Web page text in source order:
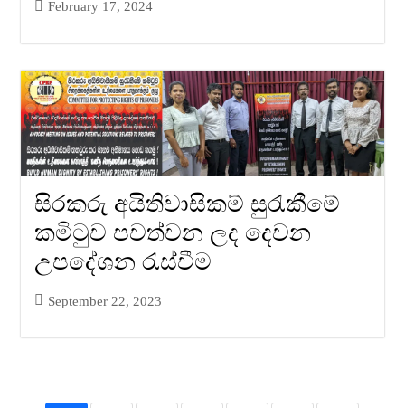
February 17, 2024
සිරකරු අයිතිවාසිකම් සුරැකීමේ
කමිටුව පවත්වන ලද දෙවන
උපදේශන රැස්වීම
September 22, 2023